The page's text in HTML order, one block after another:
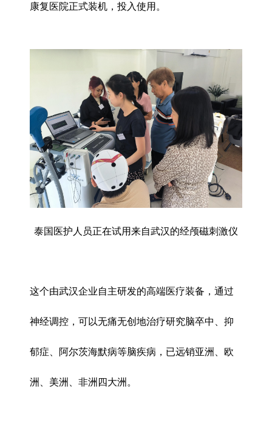
康复医院正式装机，投入使用。
泰国医护人员正在试用来自武汉的经颅磁刺激仪
这个由武汉企业自主研发的高端医疗装备，通过
神经调控，可以无痛无创地治疗研究脑卒中、抑
郁症、阿尔茨海默病等脑疾病，已远销亚洲、欧
洲、美洲、非洲四大洲。